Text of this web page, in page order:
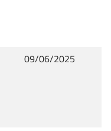
09/06/2025